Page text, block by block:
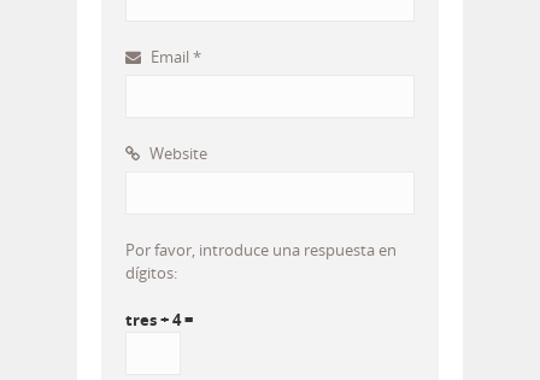
Email *
Website
Por favor, introduce una respuesta en
dígitos:
tres + 4 =